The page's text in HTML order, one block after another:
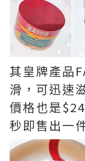
其皇牌產品
滑，可迅速
價格也是
秒即售出一